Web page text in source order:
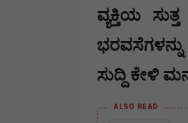
ವ್ಯಕ್ತಿಯ
ಸುದ್ದಿ ಕೇಳಿ
ALSO READ